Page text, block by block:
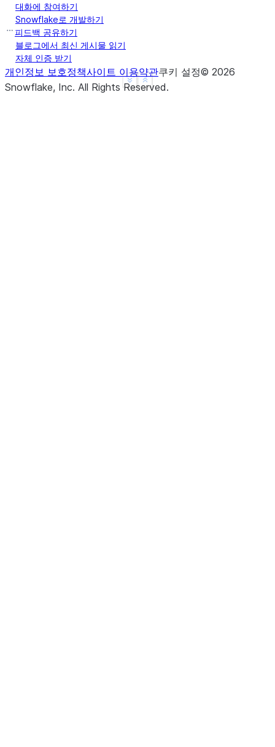
Show less
See more
대화에 참여하기
Snowflake로 개발하기
피드백 공유하기
블로그에서 최신 게시물 읽기
자체 인증 받기
개인정보 보호정책사이트 이용약관쿠키 설정© 2026
Snowflake, Inc. All Rights Reserved.